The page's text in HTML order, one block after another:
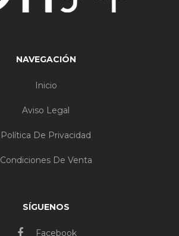
NAVEGACIÓN
Inicio
Aviso Legal
Política De Privacidad
Condiciones De Venta
SÍGUENOS
Facebook